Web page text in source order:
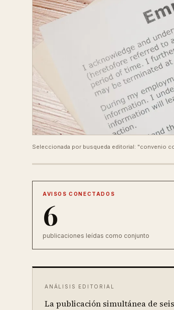
Seleccionada por busqueda editorial: "convenio
AVISOS CONECTADOS
6
publicaciones leídas como conjunto
ANÁLISIS EDITORIAL
La publicación simultánea de